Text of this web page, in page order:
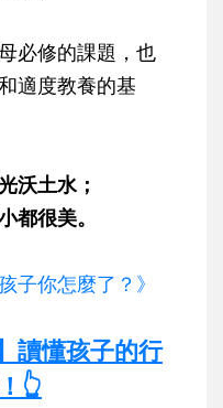
必修的課題，也
適度教養的基
沃土水；
都很美。
孩子你怎麼了？》
讀懂孩子的行
👆